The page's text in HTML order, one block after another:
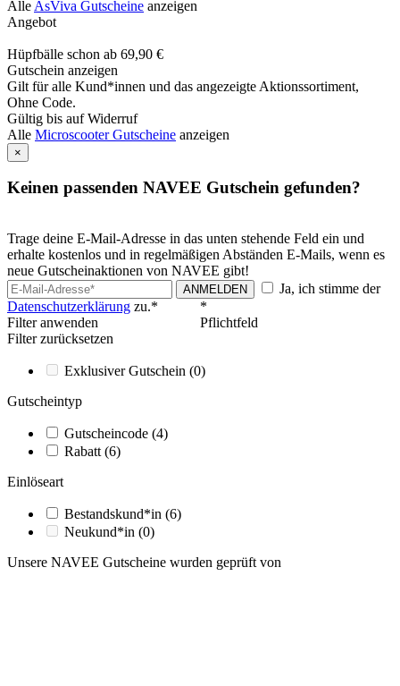
Alle AsViva Gutscheine anzeigen
Angebot
Hüpfbälle schon ab 69,90 €
Gutschein anzeigen
Gilt für alle Kund*innen und das angezeigte Aktionssortiment,
Ohne Code.
Gültig bis auf Widerruf
Alle Microscooter Gutscheine anzeigen
×
Keinen passenden NAVEE Gutschein gefunden?
Trage deine E-Mail-Adresse in das unten stehende Feld ein und
erhalte kostenlos und in regelmäßigen Abständen E-Mails, wenn es
neue Gutscheinaktionen von NAVEE gibt!
ANMELDEN
Ja, ich stimme der
Datenschutzerklärung zu.*
*
Pflichtfeld
Filter anwenden
Filter zurücksetzen
Exklusiver Gutschein (0)
Gutscheintyp
Gutscheincode (4)
Rabatt (6)
Einlöseart
Bestandskund*in (6)
Neukund*in (0)
Unsere NAVEE Gutscheine wurden geprüft von